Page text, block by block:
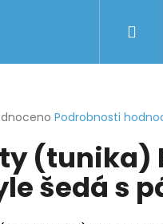
Podrobnosti
(tunika)
šedá s